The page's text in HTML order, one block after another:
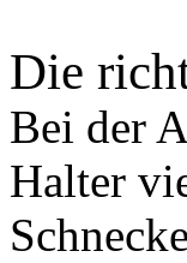
Die
Bei der
Halter